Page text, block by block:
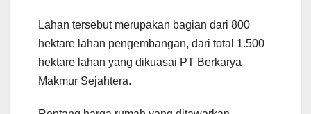
Lahan tersebut merupakan bagian dari 800
hektare lahan pengembangan, dari total 1.500
hektare lahan yang dikuasai PT Berkarya
Makmur Sejahtera.